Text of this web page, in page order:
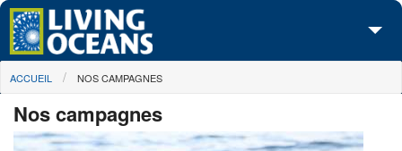
Skip to main content
À propos de nous
Nos campagnes
You are here
ACCUEIL NOS CAMPAGNES
Nos campagnes